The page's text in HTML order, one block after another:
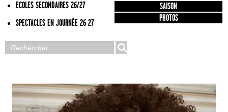
ECOLES SECONDAIRES 26/27
SPECTACLES EN JOURNÉE 26 27
SAISON
PHOTOS